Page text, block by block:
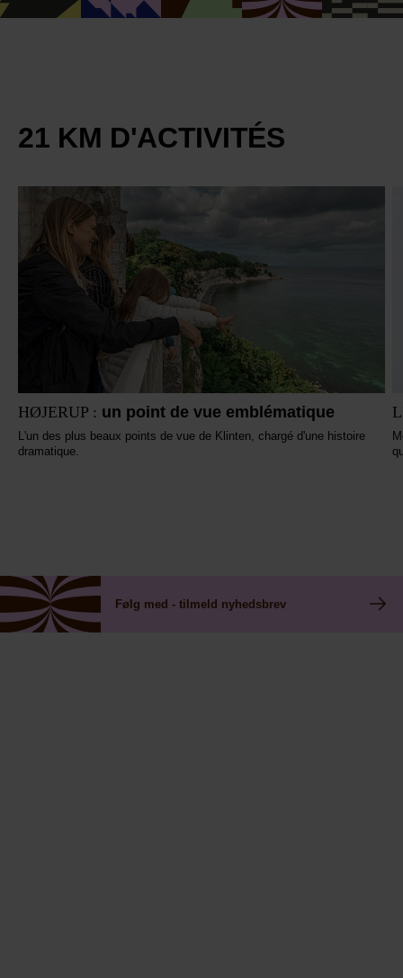
21 KM D'ACTIVITÉS
HØJERUP : un point de vue emblématique
L'un des plus beaux points de vue de Klinten, chargé d'une histoire
dramatique.
Følg med - tilmeld nyhedsbrev